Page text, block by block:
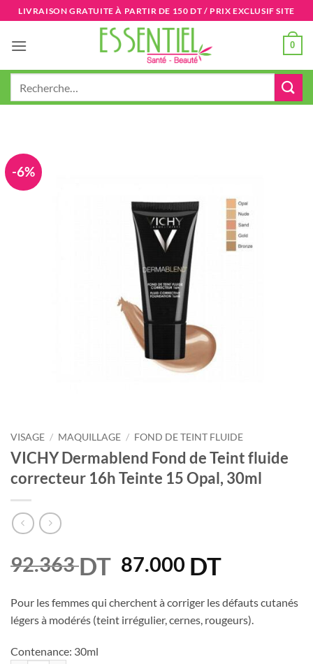
Passer
au
contenu
LIVRAISON GRATUITE À PARTIR DE 150 DT / PRIX EXCLUSIF SITE
0
-6%
VISAGE / MAQUILLAGE / FOND DE TEINT FLUIDE
VICHY Dermablend Fond de Teint fluide
correcteur 16h Teinte 15 Opal, 30ml
92.363DT Le
initial
était :
87.000 DTLe
actuel
est :
Pour les femmes qui cherchent à corriger les défauts cutanés
légers à modérés (teint irrégulier, cernes, rougeurs).
Contenance: 30ml